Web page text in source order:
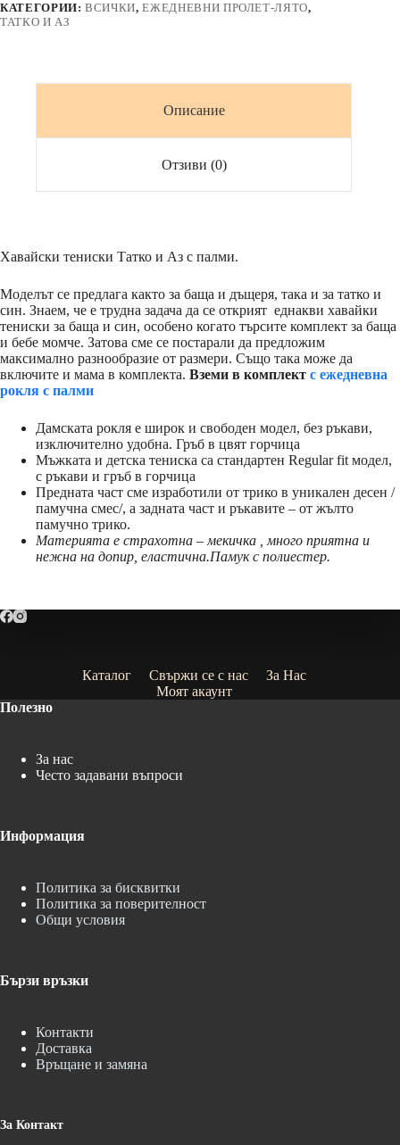
КАТЕГОРИИ:ВСИЧКИ,ЕЖЕДНЕВНИ ПРОЛЕТ-ЛЯТО,
ТАТКО И АЗ
Описание
Отзиви (0)
Хавайски тениски Татко и Аз с палми.
Моделът се предлага както за баща и дъщеря, така и за татко и
син. Знаем, че е трудна задача да се открият еднакви хавайки
тениски за баща и син, особено когато търсите комплект за баща
и бебе момче. Затова сме се постарали да предложим
максимално разнообразие от размери. Също така може да
включите и мама в комплекта. Вземи в комплект с ежедневна
рокля с палми
Дамската рокля е широк и свободен модел, без ръкави,
изключително удобна. Гръб в цвят горчица
Мъжката и детска тениска са стандартен Regular fit модел,
с ръкави и гръб в горчица
Предната част сме изработили от трико в уникален десен /
памучна смес/, а задната част и ръкавите – от жълто
памучно трико.
Материята е страхотна – мекичка , много приятна и
нежна на допир, еластична.Памук с полиестер.
Каталог Свържи се с нас
За Нас
Моят акаунт
Полезно
За нас
Често задавани въпроси
Информация
Политика за бисквитки
Политика за поверителност
Общи условия
Бързи връзки
Контакти
Доставка
Връщане и замяна
За Контакт